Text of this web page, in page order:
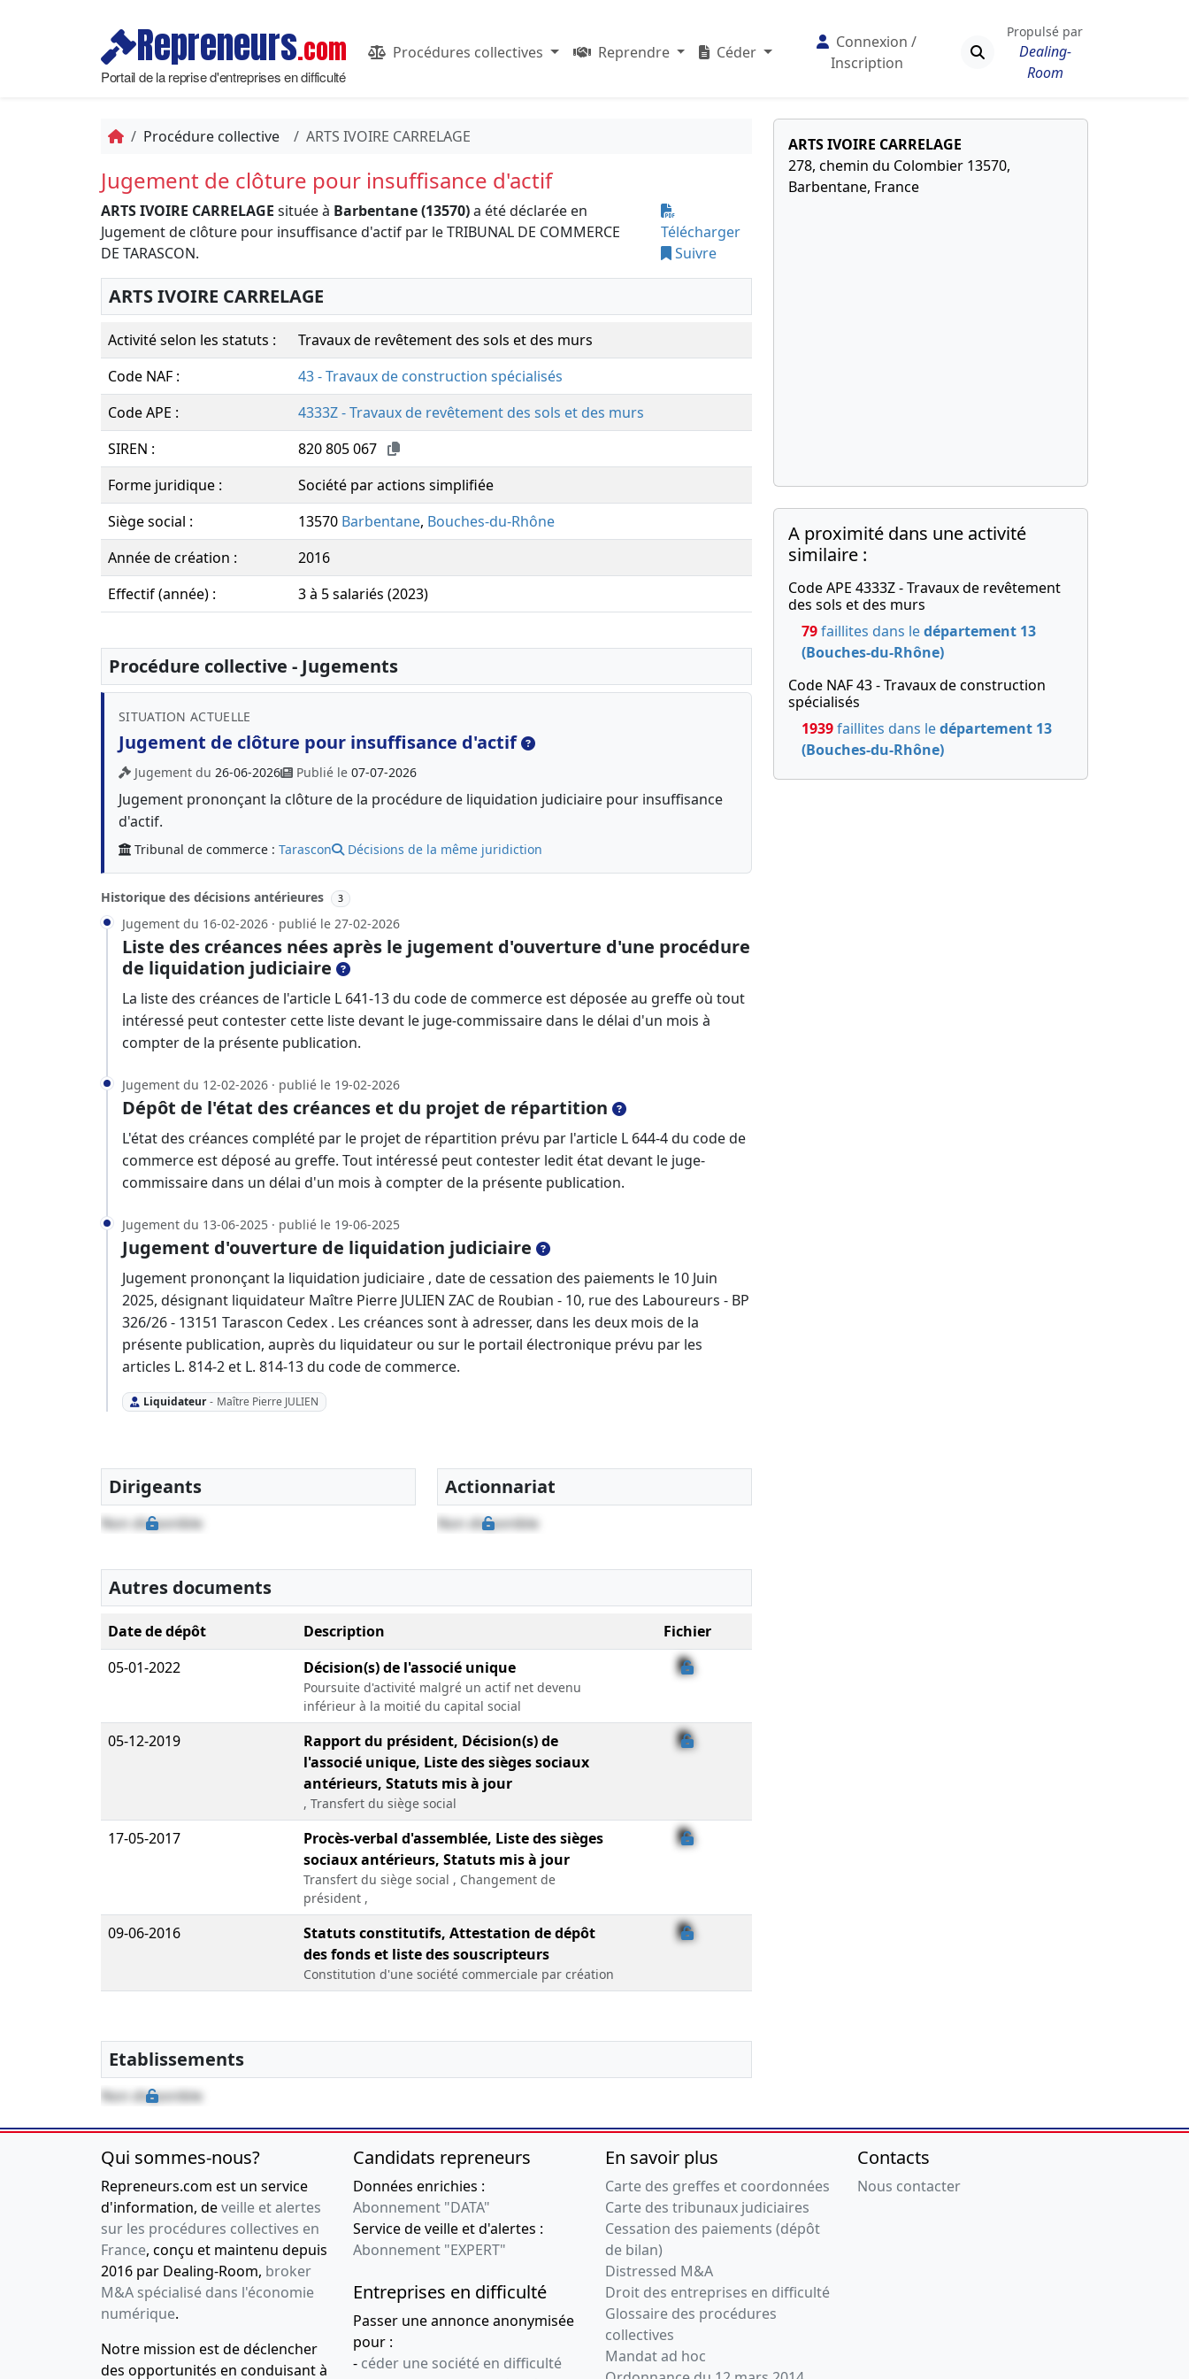
Repreneurs.com
Portail de la reprise d'entreprises en difficulté
Procédures collectives Reprendre Céder
Connexion /
Inscription
Propulsé par
Dealing-
Room
Procédure collective ARTS IVOIRE CARRELAGE
Jugement de clôture pour insuffisance d'actif
ARTS IVOIRE CARRELAGE située à Barbentane (13570)a été déclarée en
Jugement de clôture pour insuffisance d'actif par le TRIBUNAL DE COMMERCE
DE TARASCON.
Télécharger
Suivre
ARTS IVOIRE CARRELAGE
Activité selon les statuts :
Travaux de revêtement des sols et des murs
Code NAF :
43 - Travaux de construction spécialisés
Code APE :
4333Z - Travaux de revêtement des sols et des murs
SIREN :
820 805 067
Forme juridique :
Société par actions simplifiée
Siège social :
13570 Barbentane, Bouches-du-Rhône
Année de création :
2016
Effectif (année) :
3 à 5 salariés (2023)
Procédure collective - Jugements
SITUATION ACTUELLE
Jugement de clôture pour insuffisance d'actif
Jugement du 26-06-2026 Publié le 07-07-2026
Jugement prononçant la clôture de la procédure de liquidation judiciaire pour insuffisance
d'actif.
Tribunal de commerce : Tarascon Décisions de la même juridiction
Historique des décisions antérieures 3
Jugement du 16-02-2026 · publié le 27-02-2026
Liste des créances nées après le jugement d'ouverture d'une procédure
de liquidation judiciaire
La liste des créances de l'article L 641-13 du code de commerce est déposée au greffe où tout
intéressé peut contester cette liste devant le juge-commissaire dans le délai d'un mois à
compter de la présente publication.
Jugement du 12-02-2026 · publié le 19-02-2026
Dépôt de l'état des créances et du projet de répartition
L'état des créances complété par le projet de répartition prévu par l'article L 644-4 du code de
commerce est déposé au greffe. Tout intéressé peut contester ledit état devant le juge-
commissaire dans un délai d'un mois à compter de la présente publication.
Jugement du 13-06-2025 · publié le 19-06-2025
Jugement d'ouverture de liquidation judiciaire
Jugement prononçant la liquidation judiciaire , date de cessation des paiements le 10 Juin
2025, désignant liquidateur Maître Pierre JULIEN ZAC de Roubian - 10, rue des Laboureurs - BP
326/26 - 13151 Tarascon Cedex . Les créances sont à adresser, dans les deux mois de la
présente publication, auprès du liquidateur ou sur le portail électronique prévu par les
articles L. 814-2 et L. 814-13 du code de commerce.
Liquidateur - Maître Pierre JULIEN
Dirigeants
Non disponible
Actionnariat
Non disponible
Autres documents
Date de dépôt Description
Fichier
05-01-2022
Décision(s) de l'associé unique
Poursuite d'activité malgré un actif net devenu
inférieur à la moitié du capital social
05-12-2019
Rapport du président, Décision(s) de
l'associé unique, Liste des sièges sociaux
antérieurs, Statuts mis à jour
, Transfert du siège social
17-05-2017
Procès-verbal d'assemblée, Liste des sièges
sociaux antérieurs, Statuts mis à jour
Transfert du siège social , Changement de
président ,
09-06-2016
Statuts constitutifs, Attestation de dépôt
des fonds et liste des souscripteurs
Constitution d'une société commerciale par création
Etablissements
Non disponible
ARTS IVOIRE CARRELAGE
278, chemin du Colombier 13570,
Barbentane, France
A proximité dans une activité
similaire :
Code APE 4333Z - Travaux de revêtement
des sols et des murs
79faillites dans ledépartement 13
(Bouches-du-Rhône)
Code NAF 43 - Travaux de construction
spécialisés
1939faillites dans ledépartement 13
(Bouches-du-Rhône)
Qui sommes-nous?
Repreneurs.com est un service
d'information, deveille et alertes
sur les procédures collectives en
France, conçu et maintenu depuis
2016 par Dealing-Room, broker
M&A spécialisé dans l'économie
numérique.
Notre mission est de déclencher
des opportunités en conduisant à
Candidats repreneurs
Données enrichies :
Abonnement "DATA"
Service de veille et d'alertes :
Abonnement "EXPERT"
Entreprises en difficulté
Passer une annonce anonymisée
pour :
- céder une société en difficulté
En savoir plus
Carte des greffes et coordonnées
Carte des tribunaux judiciaires
Cessation des paiements (dépôt
de bilan)
Distressed M&A
Droit des entreprises en difficulté
Glossaire des procédures
collectives
Mandat ad hoc
Contacts
Nous contacter